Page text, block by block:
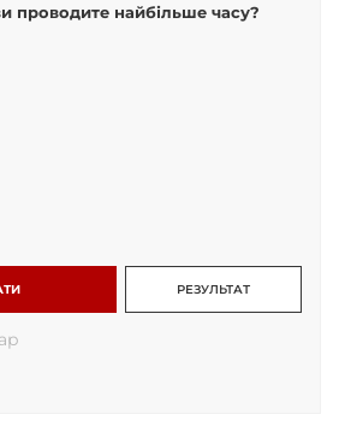
проводите найбільше часу?
РЕЗУЛЬТАТ